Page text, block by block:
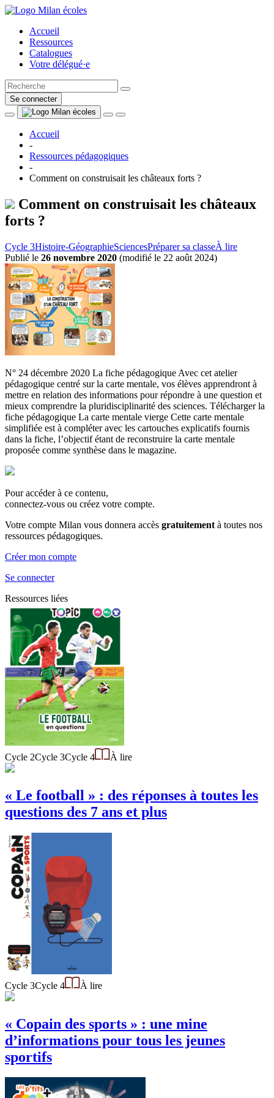
Accueil
Ressources
Catalogues
Votre délégué·e
Se connecter
Accueil
-
Ressources pédagogiques
-
Comment on construisait les châteaux forts ?
Comment on construisait les châteaux
forts ?
Cycle 3Histoire-GéographieSciencesPréparer sa classeÀ lire
Publié le 26 novembre 2020 (modifié le 22 août 2024)
N° 24 décembre 2020 La fiche pédagogique Avec cet atelier
pédagogique centré sur la carte mentale, vos élèves apprendront à
mettre en relation des informations pour répondre à une question et
mieux comprendre la pluridisciplinarité des sciences. Télécharger la
fiche pédagogique La carte mentale vierge Cette carte mentale
simplifiée est à compléter avec les cartouches explicatifs fournis
dans la fiche, l’objectif étant de reconstruire la carte mentale
proposée comme synthèse dans le magazine.
Pour accéder à ce contenu,
connectez-vous ou créez votre compte.
Votre compte Milan vous donnera accès gratuitement à toutes nos
ressources pédagogiques.
Créer mon compte
Se connecter
Ressources liées
Cycle 2Cycle 3Cycle 4 À lire
« Le football » : des réponses à toutes les
questions des 7 ans et plus
Cycle 3Cycle 4 À lire
« Copain des sports » : une mine
d’informations pour tous les jeunes
sportifs